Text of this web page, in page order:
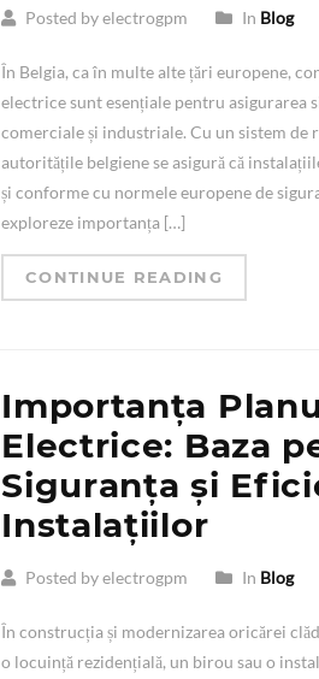
Posted by electrogpm In Blog
În Belgia, ca în multe alte țări europene,
electrice sunt esențiale pentru
comerciale și industriale. Cu un sistem de
autoritățile belgiene se asigură că
și conforme cu normele europene de
exploreze importanța […]
CONTINUE READING
Importanța
Electrice: Baza
Siguranța și
Instalațiilor
Posted by electrogpm In Blog
În construcția și modernizarea oricărei
o locuință rezidențială, un birou sau o